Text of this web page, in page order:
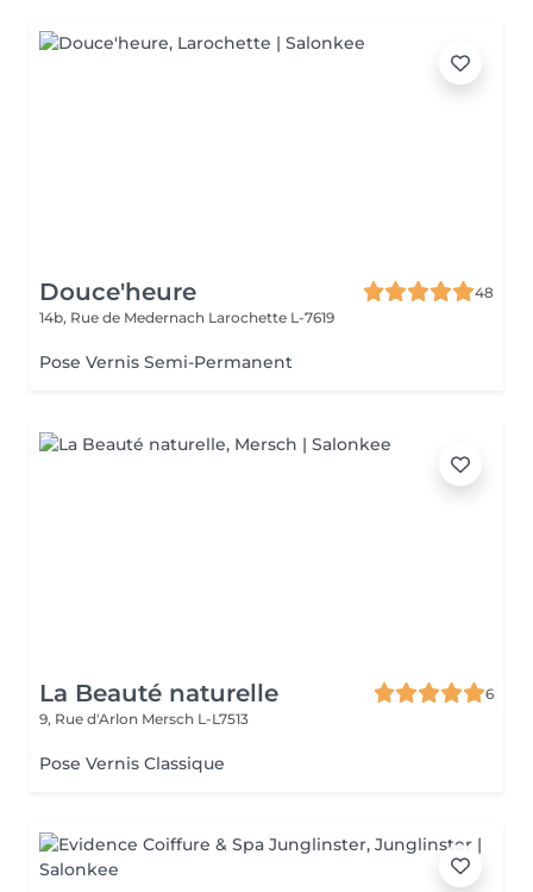
Douce'heure
48
14b, Rue de Medernach Larochette L-7619
Pose Vernis Semi-Permanent
La Beauté naturelle
6
9, Rue d'Arlon Mersch L-L7513
Pose Vernis Classique